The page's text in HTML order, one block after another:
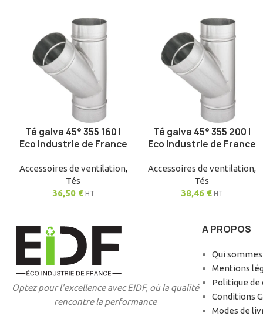
AJOUTER AU PANIER
Té galva 45° 355 160 |
Eco Industrie de France
Accessoires de ventilation,
Tés
36,50 € HT
AJOUTER AU PANIER
Té galva 45° 355 200 |
Eco Industrie de France
Accessoires de ventilation,
Tés
38,46 € HT
Optez pour l'excellence avec EIDF, où la qualité
rencontre la performance
A PROPOS
Qui
Mentions
Politique
Conditions
Modes de